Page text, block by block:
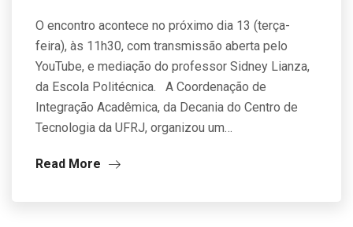
O encontro acontece no próximo dia 13 (terça-
feira), às 11h30, com transmissão aberta pelo
YouTube, e mediação do professor Sidney Lianza,
da Escola Politécnica. A Coordenação de
Integração Acadêmica, da Decania do Centro de
Tecnologia da UFRJ, organizou um…
Read More